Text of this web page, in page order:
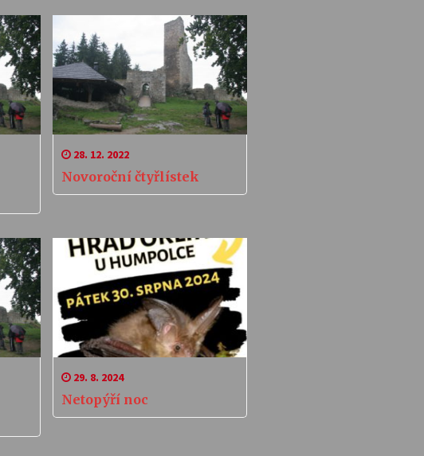
28. 12. 2022
Novoroční čtyřlístek
29. 8. 2024
Netopýří noc